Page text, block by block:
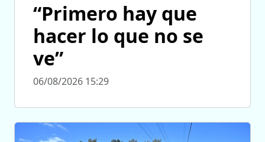
“Primero hay que
hacer lo que no se
ve”
06/08/2026 15:29